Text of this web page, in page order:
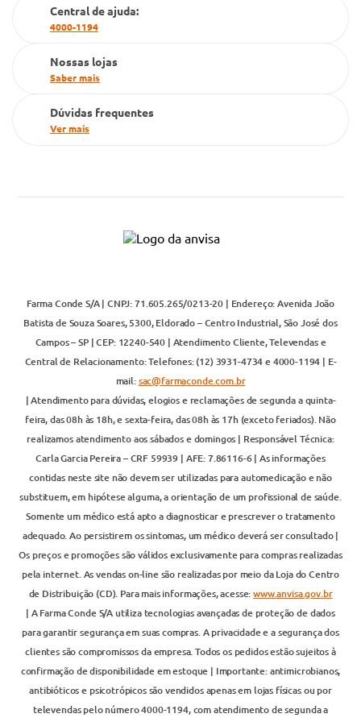
Cartão Grupo Conde
Televendas
Central de ajuda:
4000-1194
Nossas lojas
Saber mais
Dúvidas frequentes
Ver mais
Farma Conde S/A | CNPJ: 71.605.265/0213-20 | Endereço: Avenida João
Batista de Souza Soares, 5300, Eldorado – Centro Industrial, São José dos
Campos – SP | CEP: 12240-540 | Atendimento Cliente, Televendas e
Central de Relacionamento: Telefones: (12) 3931-4734 e 4000-1194 | E-
mail:sac@farmaconde.com.br
| Atendimento para dúvidas, elogios e reclamações de segunda a quinta-
feira, das 08h às 18h, e sexta-feira, das 08h às 17h (exceto feriados). Não
realizamos atendimento aos sábados e domingos | Responsável Técnica:
Carla Garcia Pereira – CRF 59939 | AFE: 7.86116-6 | As informações
contidas neste site não devem ser utilizadas para automedicação e não
substituem, em hipótese alguma, a orientação de um profissional de saúde.
Somente um médico está apto a diagnosticar e prescrever o tratamento
adequado. Ao persistirem os sintomas, um médico deverá ser consultado |
Os preços e promoções são válidos exclusivamente para compras realizadas
pela internet. As vendas on-line são realizadas por meio da Loja do Centro
de Distribuição (CD). Para mais informações, acesse:www.anvisa.gov.br
| A Farma Conde S/A utiliza tecnologias avançadas de proteção de dados
para garantir segurança em suas compras. A privacidade e a segurança dos
clientes são compromissos da empresa. Todos os pedidos estão sujeitos à
confirmação de disponibilidade em estoque | Importante: antimicrobianos,
antibióticos e psicotrópicos são vendidos apenas em lojas físicas ou por
televendas pelo número 4000-1194, com atendimento de segunda a